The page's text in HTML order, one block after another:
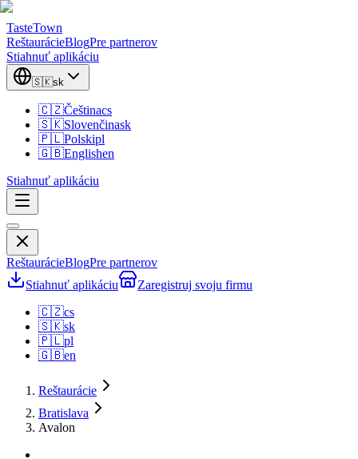
TasteTown
ReštaurácieBlogPre partnerov
Stiahnuť aplikáciu
🇸🇰sk
🇨🇿Češtinacs
🇸🇰Slovenčinask
🇵🇱Polskipl
🇬🇧Englishen
Stiahnuť aplikáciu
ReštaurácieBlogPre partnerov
Stiahnuť aplikáciu
Zaregistruj svoju firmu
🇨🇿cs
🇸🇰sk
🇵🇱pl
🇬🇧en
Reštaurácie
Bratislava
Avalon